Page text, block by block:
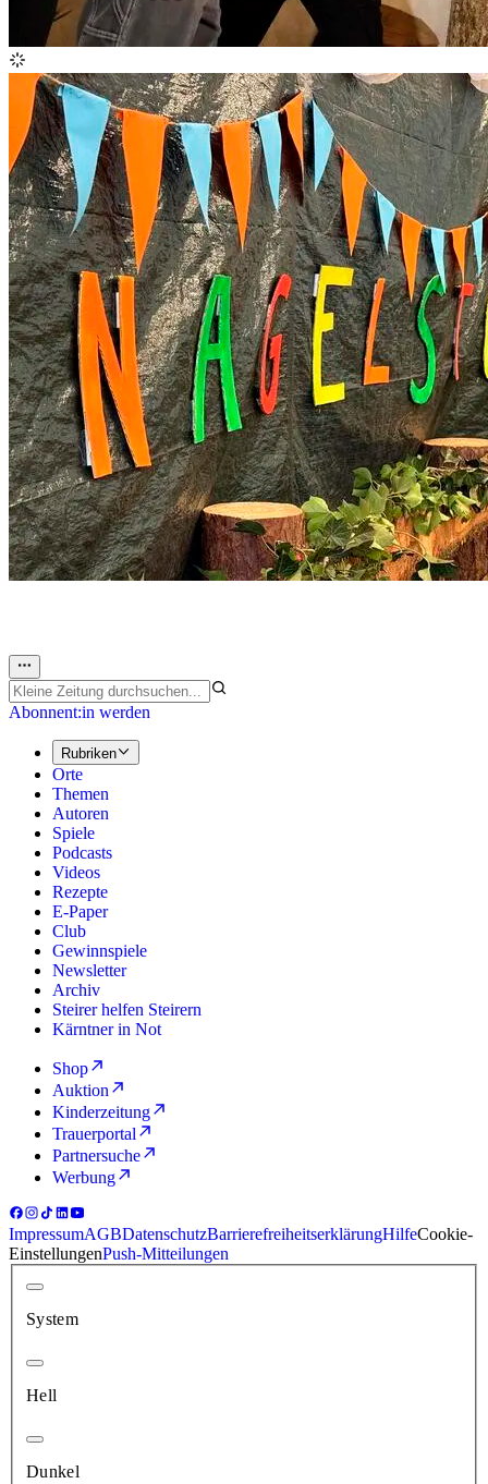
Abonnent:in werden
Rubriken
Orte
Themen
Autoren
Spiele
Podcasts
Videos
Rezepte
E-Paper
Club
Gewinnspiele
Newsletter
Archiv
Steirer helfen Steirern
Kärntner in Not
Shop
Auktion
Kinderzeitung
Trauerportal
Partnersuche
Werbung
ImpressumAGBDatenschutzBarrierefreiheitserklärungHilfeCookie-
EinstellungenPush-Mitteilungen
System
Hell
Dunkel